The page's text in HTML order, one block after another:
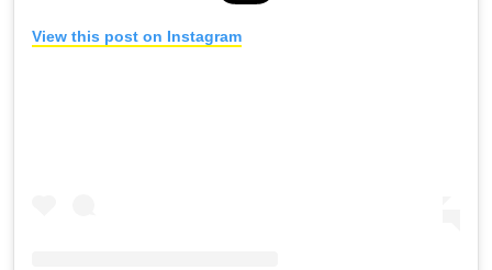
View this post on Instagram